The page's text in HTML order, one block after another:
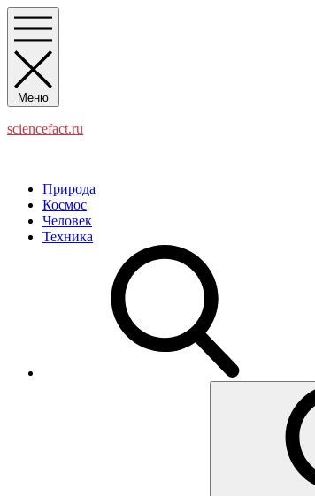
Перейти
содержимому
Меню
sciencefact.ru
Природа
Космос
Человек
Техника